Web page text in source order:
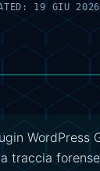
19 GIU 2026
WordPress
traccia